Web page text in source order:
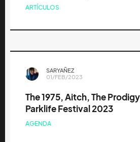
ARTÍCULOS
SARYAÑEZ
01/FEB/2023
The 1975, Aitch, The
Parklife Festival 2023
AGENDA